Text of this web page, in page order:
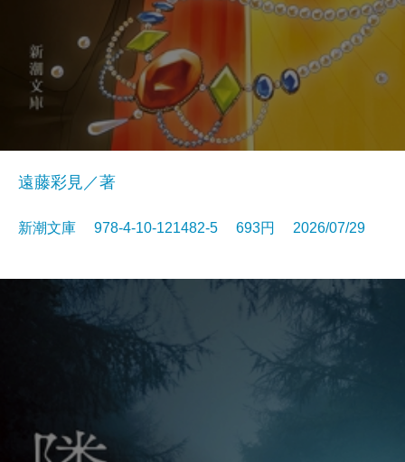
遠藤彩見／著
新潮文庫 978-4-10-121482-5 693円 2026/07/29